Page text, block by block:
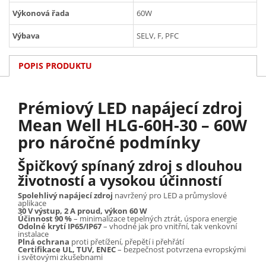
Výkonová řada 60W
Výbava SELV, F, PFC
POPIS PRODUKTU
Prémiový LED napájecí zdroj
Mean Well HLG-60H-30 – 60W
pro náročné podmínky
Špičkový spínaný zdroj s dlouhou
životností a vysokou účinností
Spolehlivý napájecí zdroj navržený pro LED a průmyslové
aplikace
30 V výstup, 2 A proud, výkon 60 W
Účinnost 90 %– minimalizace tepelných ztrát, úspora energie
Odolné krytí IP65/IP67– vhodné jak pro vnitřní, tak venkovní
instalace
Plná ochrana proti přetížení, přepětí i přehřátí
Certifikace UL, TUV, ENEC– bezpečnost potvrzena evropskými
i světovými zkušebnami